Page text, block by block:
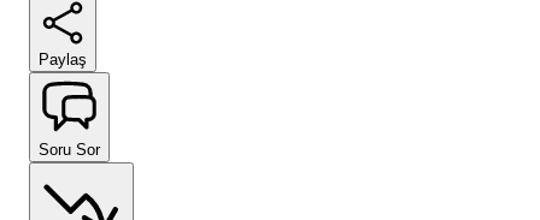
Paylaş
Soru Sor